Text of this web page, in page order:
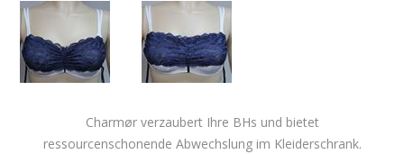
Charmør verzaubert Ihre BHs und bietet
ressourcenschonende Abwechslung im Kleiderschrank.